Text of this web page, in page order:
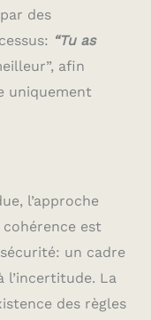
des
“Tu as
afin
uniquement
l’approche
cohérence est
un cadre
l’incertitude. La
des règles